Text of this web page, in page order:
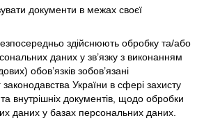
документи в межах своєї
здійснюють обробку та/або
даних у зв’язку з виконанням
обов’язків зобов’язані
України в сфері захисту
внутрішніх документів, щодо обробки
даних у базах персональних даних.